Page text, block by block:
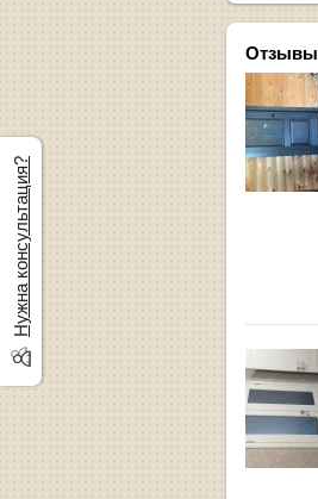
Отзывы
Нужна консультация?